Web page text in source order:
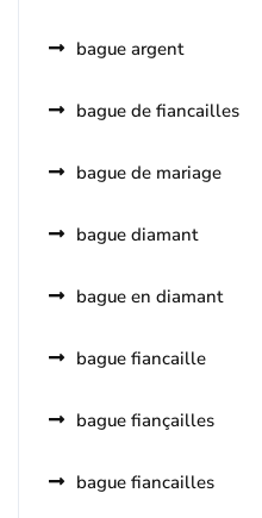
bague argent
bague de fiancailles
bague de mariage
bague diamant
bague en diamant
bague fiancaille
bague fiançailles
bague fiancailles